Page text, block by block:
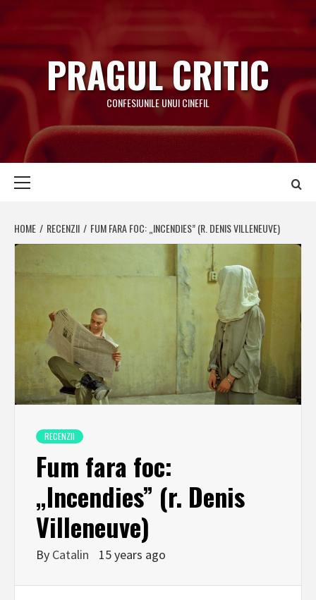
to
content
PRAGUL CRITIC
CONFESIUNILE UNUI CINEFIL
HOME RECENZII FUM FARA FOC: „INCENDIES” (R. DENIS VILLENEUVE)
RECENZII
Fum fara foc:
„Incendies” (r. Denis
Villeneuve)
By Catalin 15 years ago